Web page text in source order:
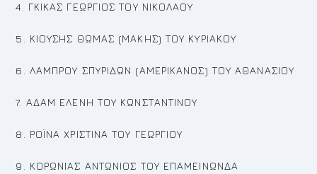
4. ΓΚΙΚΑΣ ΓΕΩΡΓΙΟΣ ΤΟΥ ΝΙΚΟΛΑΟΥ
5. ΚΙΟΥΣΗΣ ΘΩΜΑΣ (ΜΑΚΗΣ) ΤΟΥ ΚΥΡΙΑΚΟΥ
6. ΛΑΜΠΡΟΥ ΣΠΥΡΙΔΩΝ (ΑΜΕΡΙΚΑΝΟΣ) ΤΟΥ ΑΘΑΝΑΣΙΟΥ
7. ΑΔΑΜ ΕΛΕΝΗ ΤΟΥ ΚΩΝΣΤΑΝΤΙΝΟΥ
8. ΡΟΪΝΑ ΧΡΙΣΤΙΝΑ ΤΟΥ ΓΕΩΡΓΙΟΥ
9. ΚΟΡΩΝΙΑΣ ΑΝΤΩΝΙΟΣ ΤΟΥ ΕΠΑΜΕΙΝΩΝΔΑ